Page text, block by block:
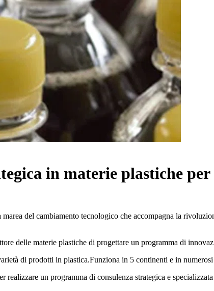
in materie plastiche per
del cambiamento tecnologico che accompagna la
delle materie plastiche di progettare un programma di
di prodotti in plastica.Funziona in 5 continenti e in
realizzare un programma di consulenza strategica e